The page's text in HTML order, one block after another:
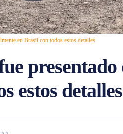
en Brasil con todos estos detalles
estos detalles